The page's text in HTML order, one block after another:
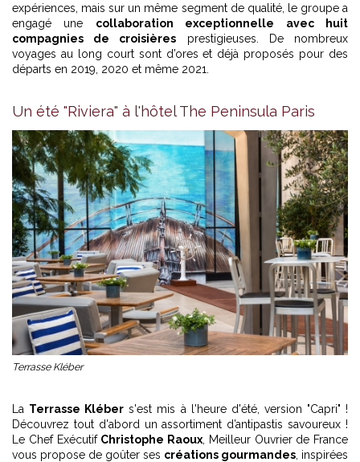
expériences, mais sur un même segment de qualité, le groupe a
engagé une collaboration exceptionnelle avec huit
compagnies de croisières prestigieuses. De nombreux
voyages au long court sont d’ores et déjà proposés pour des
départs en 2019, 2020 et même 2021.
Un été "Riviera" à l'hôtel The Peninsula Paris
Terrasse Kléber
La Terrasse Kléber s'est mis à l'heure d'été, version "Capri" !
Découvrez tout d'abord un assortiment d’antipastis savoureux !
Le Chef Exécutif Christophe Raoux , Meilleur Ouvrier de France
vous propose de goûter ses créations gourmandes , inspirées